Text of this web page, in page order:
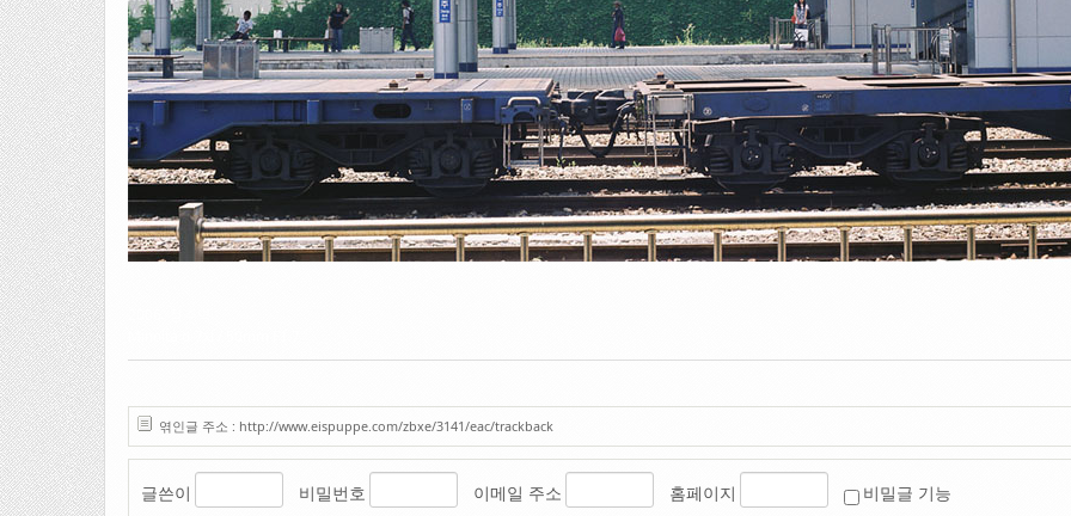
엮인글 주소 : http://www.eispuppe.com/zbxe/3141/eac/trackback
글쓴이 비밀번호 이메일 주소 홈페이지 비밀글 기능